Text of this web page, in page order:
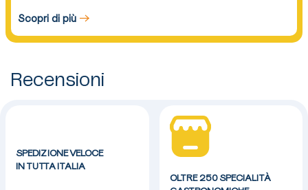
Scopri di più
Recensioni
SPEDIZIONE VELOCE
IN TUTTA ITALIA
OLTRE 250 SPECIALITÀ